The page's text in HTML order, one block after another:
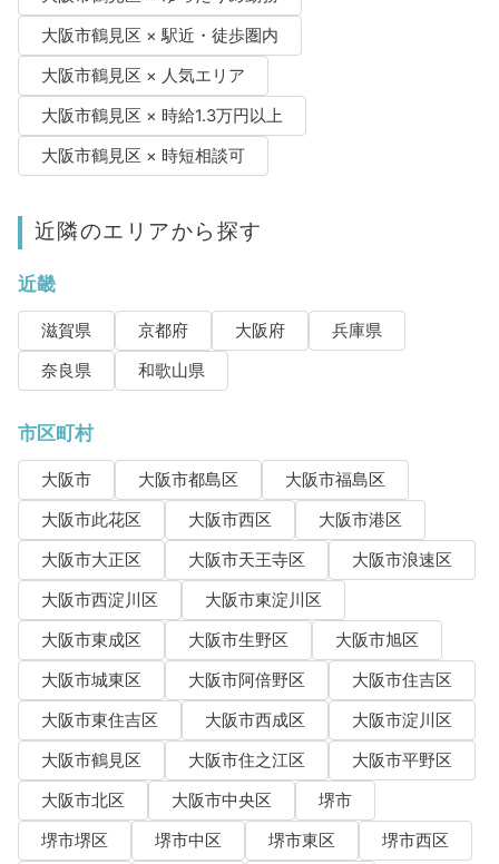
大阪市鶴見区 × 駅近・徒歩圏内
大阪市鶴見区 × 人気エリア
大阪市鶴見区 × 時給1.3万円以上
大阪市鶴見区 × 時短相談可
近隣のエリアから探す
近畿
滋賀県 京都府 大阪府
兵庫県
奈良県
和歌山県
市区町村
大阪市 大阪市都島区
大阪市福島区
大阪市此花区
大阪市西区
大阪市港区
大阪市大正区
大阪市天王寺区
大阪市浪速区
大阪市西淀川区
大阪市東淀川区
大阪市東成区
大阪市生野区
大阪市旭区
大阪市城東区
大阪市阿倍野区
大阪市住吉区
大阪市東住吉区
大阪市西成区
大阪市淀川区
大阪市鶴見区
大阪市住之江区
大阪市平野区
大阪市北区
大阪市中央区
堺市
堺市堺区
堺市中区 堺市東区
堺市西区